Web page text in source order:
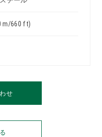
m/660 ft)
せ